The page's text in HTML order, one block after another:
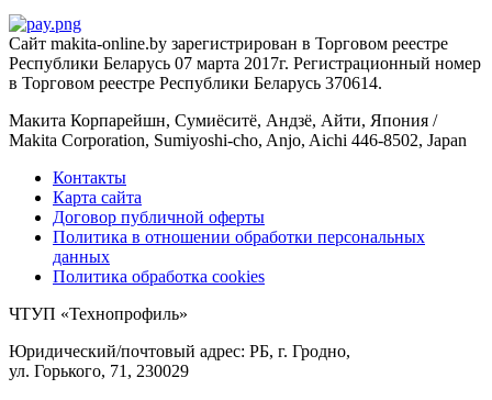
Сайт makita-online.by зарегистрирован в Торговом реестре
Республики Беларусь 07 марта 2017г. Регистрационный номер
в Торговом реестре Республики Беларусь 370614.
Макита Корпарейшн, Сумиёситё, Андзё, Айти, Япония /
Makita Corporation, Sumiyoshi-cho, Anjo, Aichi 446-8502, Japan
Контакты
Карта сайта
Договор публичной оферты
Политика в отношении обработки персональных
данных
Политика обработка cookies
ЧТУП «Технопрофиль»
Юридический/почтовый адрес: РБ, г. Гродно,
ул. Горького, 71, 230029